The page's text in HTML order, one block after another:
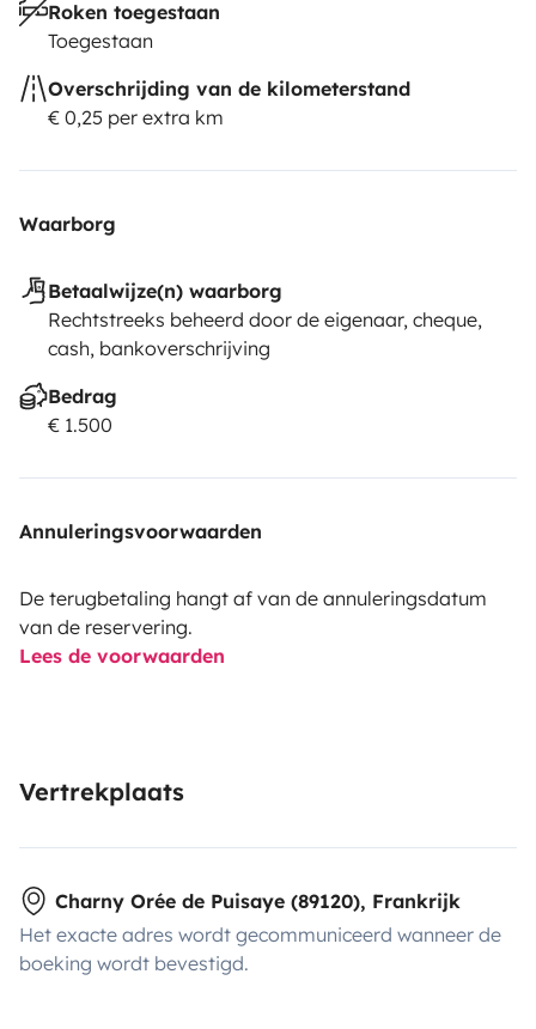
Roken toegestaan
Toegestaan
Overschrijding van de kilometerstand
€ 0,25 per extra km
Waarborg
Betaalwijze(n) waarborg
Rechtstreeks beheerd door de eigenaar, cheque,
cash, bankoverschrijving
Bedrag
€ 1.500
Annuleringsvoorwaarden
De terugbetaling hangt af van de annuleringsdatum
van de reservering.
Lees de voorwaarden
Vertrekplaats
Charny Orée de Puisaye (89120), Frankrijk
Het exacte adres wordt gecommuniceerd wanneer de
boeking wordt bevestigd.